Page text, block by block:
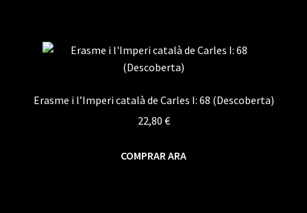
Erasme i l’Imperi català de Carles I: 68 (Descoberta)
22,80 €
COMPRAR ARA